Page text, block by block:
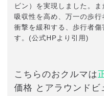
ビン）を実現しました。
吸収性を高め、万一の歩
衝撃を緩和する、歩行者
す。(公式HPより引用)
こちらのおクルマは
価格 とアラウンドビ